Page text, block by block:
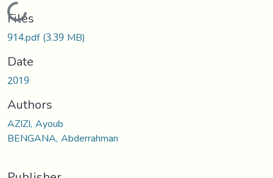
Loading...
Files
914.pdf(3.39 MB)
Date
2019
Authors
AZIZI, Ayoub
BENGANA, Abderrahman